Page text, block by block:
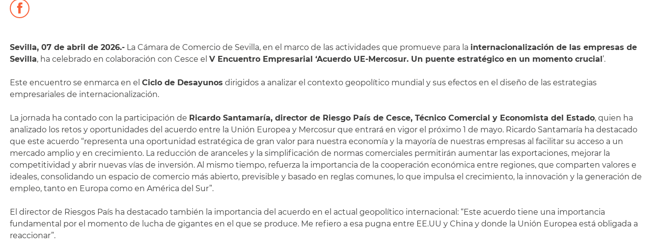
Sevilla, 07 de abril de 2026.- La Cámara de Comercio de Sevilla, en el marco de las actividades que promueve para la internacionalización de las empresas de
Sevilla, ha celebrado en colaboración con Cesce el V Encuentro Empresarial ‘Acuerdo UE-Mercosur. Un puente estratégico en un momento crucial’.
Este encuentro se enmarca en el Ciclo de Desayunos dirigidos a analizar el contexto geopolítico mundial y sus efectos en el diseño de las estrategias
empresariales de internacionalización.
La jornada ha contado con la participación de Ricardo Santamaría, director de Riesgo País de Cesce, Técnico Comercial y Economista del Estado, quien ha
analizado los retos y oportunidades del acuerdo entre la Unión Europea y Mercosur que entrará en vigor el próximo 1 de mayo. Ricardo Santamaría ha destacado
que este acuerdo “representa una oportunidad estratégica de gran valor para nuestra economía y la mayoría de nuestras empresas al facilitar su acceso a un
mercado amplio y en crecimiento. La reducción de aranceles y la simplificación de normas comerciales permitirán aumentar las exportaciones, mejorar la
competitividad y abrir nuevas vías de inversión. Al mismo tiempo, refuerza la importancia de la cooperación económica entre regiones, que comparten valores e
ideales, consolidando un espacio de comercio más abierto, previsible y basado en reglas comunes, lo que impulsa el crecimiento, la innovación y la generación de
empleo, tanto en Europa como en América del Sur”.
El director de Riesgos País ha destacado también la importancia del acuerdo en el actual geopolítico internacional: “Este acuerdo tiene una importancia
fundamental por el momento de lucha de gigantes en el que se produce. Me refiero a esa pugna entre EE.UU y China y donde la Unión Europea está obligada a
reaccionar”.